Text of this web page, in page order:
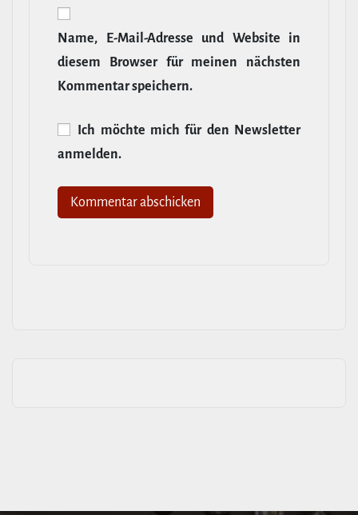
Name, E‑Mail-​Adresse und Website in
diesem Browser für meinen nächsten
Kommentar speichern.
Ich möchte mich für den News­letter
anmelden.